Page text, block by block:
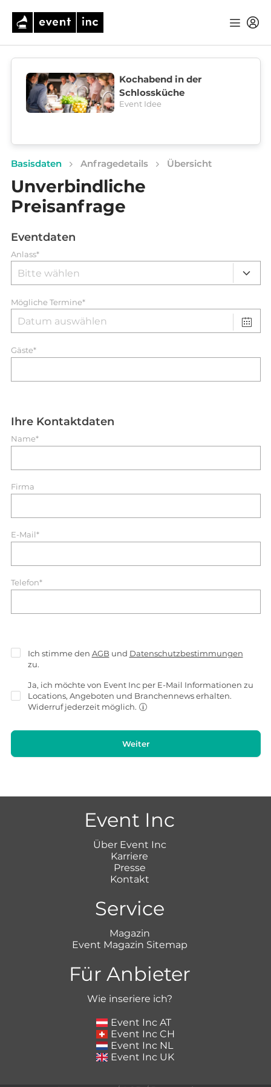
Kochabend in der
Schlossküche
Event Idee
Basisdaten Anfragedetails Übersicht
Unverbindliche
Preisanfrage
Eventdaten
Anlass*
Mögliche Termine*
Gäste*
Ihre Kontaktdaten
Name*
Firma
E-Mail*
Telefon*
Ich stimme den AGB und Datenschutzbestimmungen
zu.
Ja, ich möchte von Event Inc per E-Mail Informationen zu
Locations, Angeboten und Branchennews erhalten.
Widerruf jederzeit möglich.
Weiter
Event Inc
Über Event Inc
Karriere
Presse
Kontakt
Service
Magazin
Event Magazin Sitemap
Für Anbieter
Wie inseriere ich?
Event Inc AT
Event Inc CH
Event Inc NL
Event Inc UK